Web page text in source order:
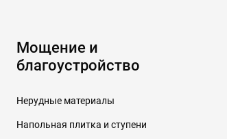
Мощение и
благоустройство
Нерудные материалы
Напольная плитка и ступени